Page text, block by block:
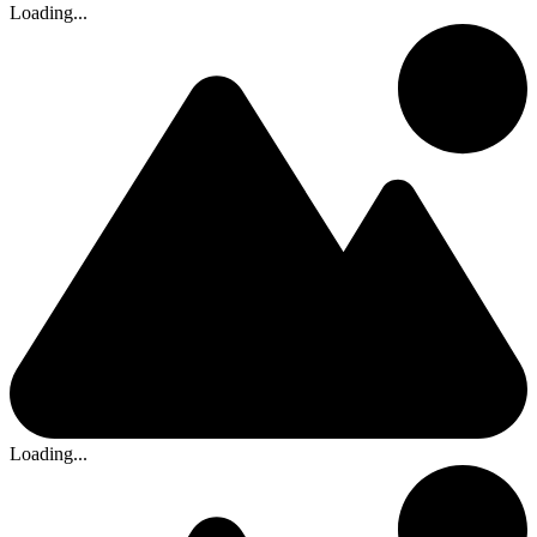
Loading...
Loading...